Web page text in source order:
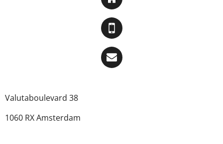
Valutaboulevard 38
1060 RX Amsterdam